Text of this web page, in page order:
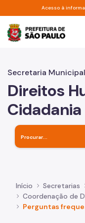
Pular para oAcesso à
Prefeitura
Secretaria
Direitos
Cidadania
Início Secretarias
Coordenação de